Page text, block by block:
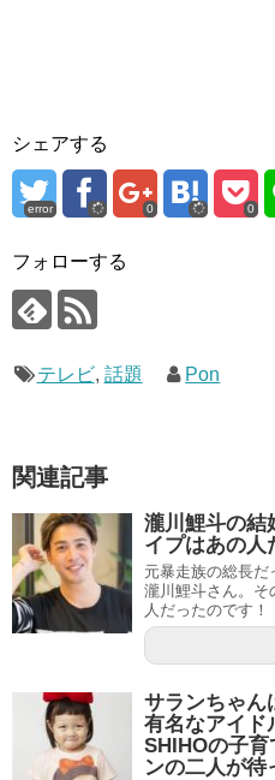
シェアする
error 0 0
フォローする
テレビ, 話題 Pon
関連記事
瀧川鯉斗の結
イプはあの人
元暴走族の総長
瀧川鯉斗さん。そ
人だったのです！
サランちゃん
有名なアイド
SHIHOの子
ンの二人が待